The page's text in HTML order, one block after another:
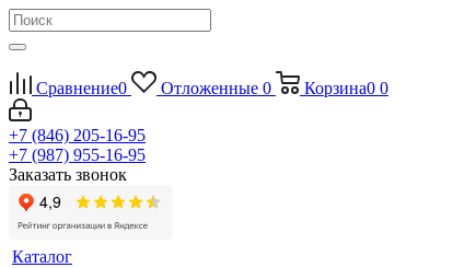
Сравнение0 Отложенные 0 Корзина0 0
+7 (846) 205-16-95
+7 (987) 955-16-95
Заказать звонок
Каталог